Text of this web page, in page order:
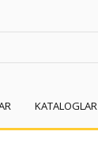
KATALOGLAR